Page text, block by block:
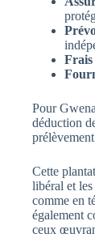
Frais
Pour
déduction
Cette
libéral et
comme en
également
ceux